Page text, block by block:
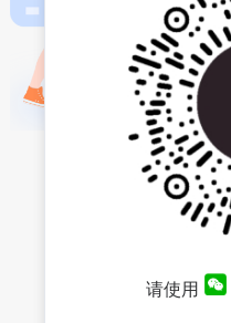
请使用